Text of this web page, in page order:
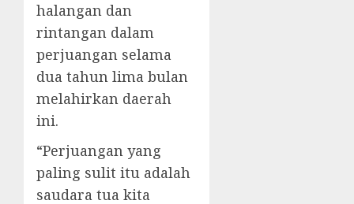
halangan dan
rintangan dalam
perjuangan selama
dua tahun lima bulan
melahirkan daerah
ini.
“Perjuangan yang
paling sulit itu adalah
saudara tua kita